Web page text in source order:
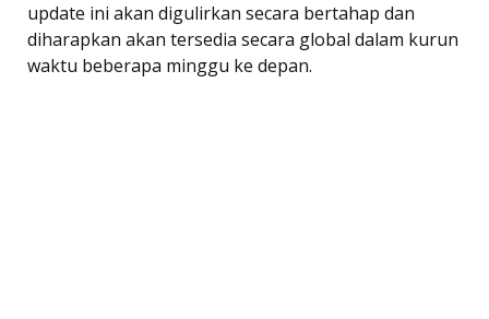
update ini akan digulirkan secara bertahap dan
diharapkan akan tersedia secara global dalam kurun
waktu beberapa minggu ke depan.